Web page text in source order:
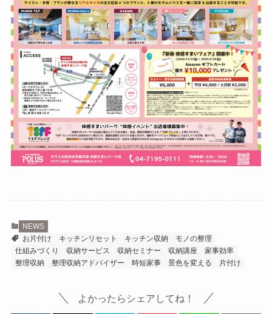
NEWS
お片付け
キッチンリセット キッチン収納
モノの整理
仕組みづくり
収納サービス 収納セミナー 収納講座
家事効率
整理収納
整理収納アドバイザー 時短家事 景色を変える 片付け
よかったらシェアしてね！